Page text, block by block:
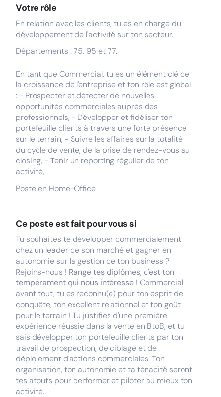
Votre rôle
En relation avec les clients, tu es en charge du
développement de l'activité sur ton secteur.
Départements : 75, 95 et 77.
En tant que Commercial, tu es un élément clé de
la croissance de l'entreprise et ton rôle est global
: - Prospecter et détecter de nouvelles
opportunités commerciales auprès des
professionnels, - Développer et fidéliser ton
portefeuille clients à travers une forte présence
sur le terrain, - Suivre les affaires sur la totalité
du cycle de vente, de la prise de rendez-vous au
closing, - Tenir un reporting régulier de ton
activité,
Poste en Home-Office
Ce poste est fait pour vous si
Tu souhaites te développer commercialement
chez un leader de son marché et gagner en
autonomie sur la gestion de ton business ?
Rejoins-nous ! Range tes diplômes, c'est ton
tempérament qui nous intéresse ! Commercial
avant tout, tu es reconnu(e) pour ton esprit de
conquête, ton excellent relationnel et ton goût
pour le terrain ! Tu justifies d'une première
expérience réussie dans la vente en BtoB, et tu
sais développer ton portefeuille clients par ton
travail de prospection, de ciblage et de
déploiement d'actions commerciales. Ton
organisation, ton autonomie et ta ténacité seront
tes atouts pour performer et piloter au mieux ton
activité.